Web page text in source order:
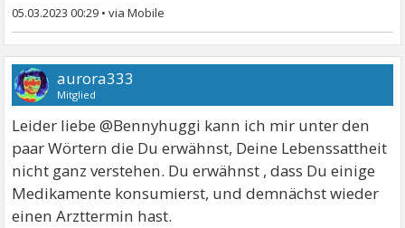
05.03.2023 00:29 •
aurora333
Mitglied
Leider liebe @Bennyhuggi kann ich mir unter den
paar Wörtern die Du erwähnst, Deine Lebenssattheit
nicht ganz verstehen. Du erwähnst , dass Du einige
Medikamente konsumierst, und demnächst wieder
einen Arzttermin hast.